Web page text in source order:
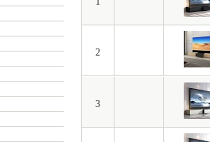
2
3